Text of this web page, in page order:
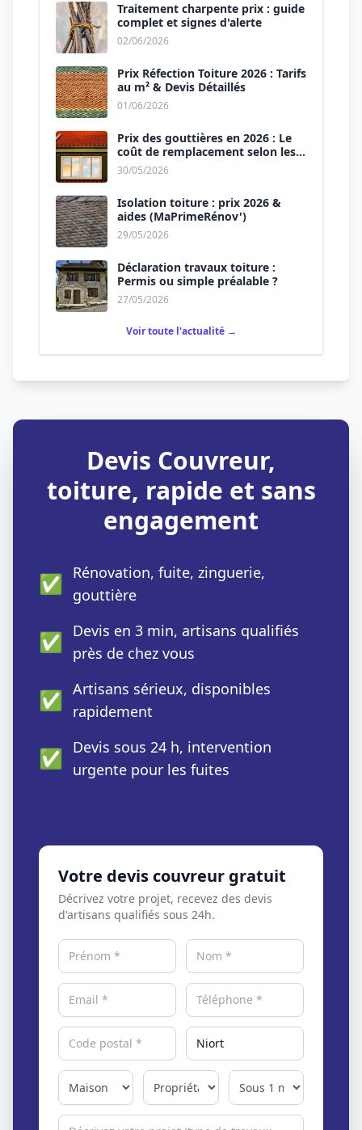
Traitement charpente prix : guide
complet et signes d'alerte
02/06/2026
Prix Réfection Toiture 2026 : Tarifs
au m² & Devis Détaillés
01/06/2026
Prix des gouttières en 2026 : Le
coût de remplacement selon les
matériaux
30/05/2026
Isolation toiture : prix 2026 &
aides (MaPrimeRénov')
29/05/2026
Déclaration travaux toiture :
Permis ou simple préalable ?
27/05/2026
Voir toute l'actualité →
Devis Couvreur,
toiture, rapide et sans
engagement
✅ Rénovation, fuite, zinguerie,
gouttière
✅ Devis en 3 min, artisans qualifiés
près de chez vous
✅ Artisans sérieux, disponibles
rapidement
✅ Devis sous 24 h, intervention
urgente pour les fuites
Votre devis couvreur gratuit
Décrivez votre projet, recevez des devis
d'artisans qualifiés sous 24h.